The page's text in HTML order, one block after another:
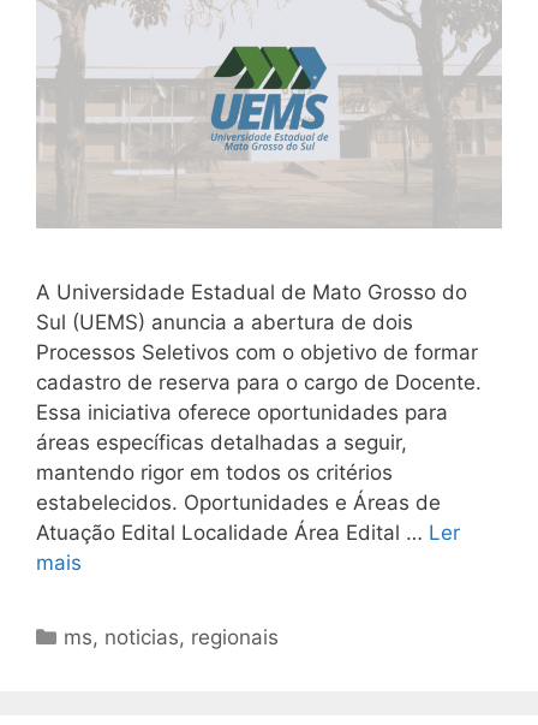
A Universidade Estadual de Mato Grosso do
Sul (UEMS) anuncia a abertura de dois
Processos Seletivos com o objetivo de formar
cadastro de reserva para o cargo de Docente.
Essa iniciativa oferece oportunidades para
áreas específicas detalhadas a seguir,
mantendo rigor em todos os critérios
estabelecidos. Oportunidades e Áreas de
Atuação Edital Localidade Área Edital … Ler
mais
Categorias
ms, noticias, regionais